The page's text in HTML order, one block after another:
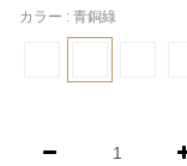
カラー : 青銅綠